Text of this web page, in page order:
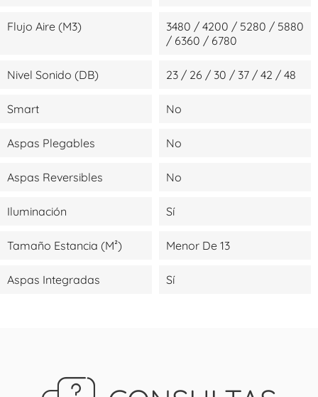
Flujo Aire (m3)
3480 / 4200 / 5280 / 5880
/ 6360 / 6780
Nivel Sonido (dB) 23 / 26 / 30 / 37 / 42 / 48
Smart No
Aspas Plegables No
Aspas Reversibles No
Iluminación Sí
Tamaño Estancia (m²) Menor De 13
Aspas Integradas Sí